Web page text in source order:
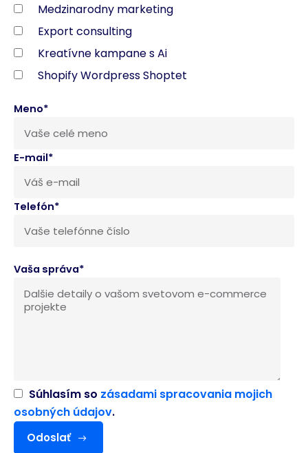
Medzinarodny marketing
Export consulting
Kreatívne kampane s Ai
Shopify Wordpress Shoptet
Meno*
E-mail*
Telefón*
Vaša správa*
Súhlasím so zásadami spracovania mojich
osobných údajov.